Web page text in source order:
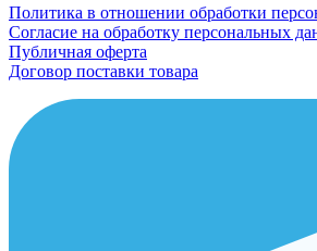
Политика в отношении обработки
Согласие на обработку персональных
Публичная оферта
Договор поставки товара